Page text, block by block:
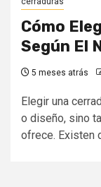
Cómo
Según El
5 meses atrás
Elegir una
o diseño, sino
ofrece. Existen